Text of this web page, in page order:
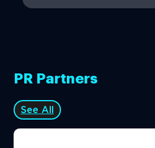
PR Partners
See All